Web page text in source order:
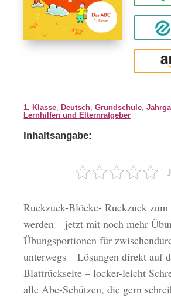
1. Klasse, Deutsch,Grundschule,
Lernhilfen und Elternratgeber
Inhaltsangabe:
Ruckzuck-Blöcke- Ruckzuck
werden – jetzt mit noch mehr
Übungsportionen für
unterwegs – Lösungen direkt auf
Blattrückseite – locker-leicht
alle Abc-Schützen, die gern